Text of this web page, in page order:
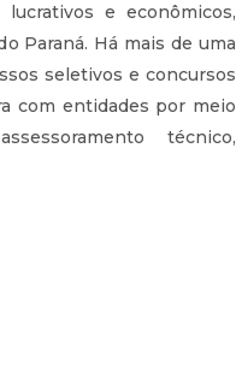
e econômicos,
Paraná. Há mais de uma
seletivos e concursos
com entidades por meio
técnico,